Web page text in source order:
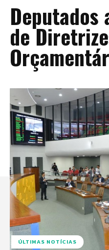
Deputados
de
ÚLTIMAS NOTÍCIAS